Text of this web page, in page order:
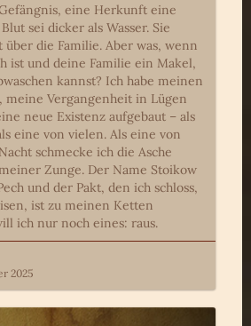
eine Herkunft eine
sei dicker als Wasser. Sie
über die Familie. Aber was, wenn
ist und deine Familie ein Makel,
kannst? Ich habe meinen
meine Vergangenheit in Lügen
neue Existenz aufgebaut – als
eine von vielen. Als eine von
schmecke ich die Asche
Zunge. Der Name Stoikow
und der Pakt, den ich schloss,
ist zu meinen Ketten
ich nur noch eines: raus.
2025